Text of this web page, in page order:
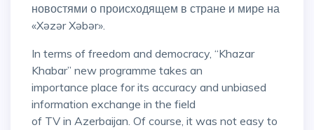
новостями о происходящем в стране и мире на
«Xəzər Xəbər».
In terms of freedom and democracy, “Khazar
Khabar” new programme takes an
importance place for its accuracy and unbiased
information exchange in the field
of TV in Azerbaijan. Of course, it was not easy to